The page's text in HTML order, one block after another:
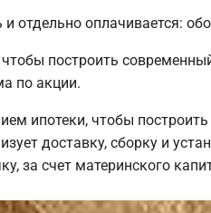
отдельно оплачивается:
построить
по акции.
ипотеки, чтобы
доставку, сборку и
за счет материнского